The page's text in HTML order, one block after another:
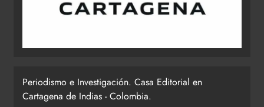
Periodismo e Investigación. Casa Editorial en
Cartagena de Indias - Colombia.